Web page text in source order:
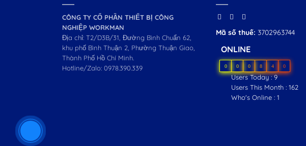
CÔNG TY CỔ PHẦN THIẾT BỊ CÔNG
NGHIỆP WORKMAN
Địa chỉ: T2/D3B/31, Đường Bình Chuẩn 62,
khu phố Bình Thuận 2, Phường Thuận Giao,
Thành Phố Hồ Chí Minh.
Hotline/Zalo: 0978.390.339
Mã số thuế: 3702963744
ONLINE
0 0 0 8 4 0
Users Today : 9
Users This Month : 162
Who's Online : 1